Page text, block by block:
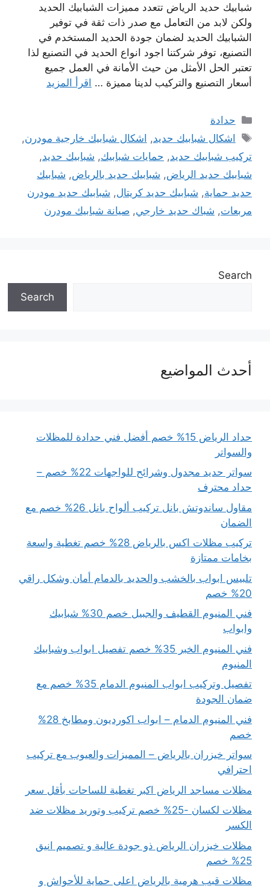
شبابيك حديد الرياض تتعدد مميزات الشبابيك الحديد
ولكن لابد من التعامل مع صدر ذات ثقة في توفير
الشبابيك الحديد لضمان جودة الحديد المستخدم في
التصنيع، توفر شركتنا اجود انواع الحديد في التصنيع لذا
تعتبر الحل الأمثل من حيث الأمانة في العمل جميع
أسعار التصنيع والتركيب لدينا مميزة … اقرأ المزيد
التصنيفات
حدادة
الوسوم
اشكال شبابيك حديد, اشكال شبابيك خارجية مودرن,
تركيب شبابيك حديد, حمايات شبابيك, شبابيك حديد,
شبابيك حديد الرياض, شبابيك حديد بالرياض, شبابيك
حديد حماية, شبابيك حديد كريتال, شبابيك حديد مودرن
مربعات, شباك حديد خارجي, صيانة شبابيك مودرن
Search
Search
أحدث المواضيع
حداد الرياض 15% خصم أفضل فني حدادة للمظلات
والسواتر
سواتر حديد مجدول وشرائح للواجهات 22% خصم –
حداد محترف
مقاول ساندوتش بانل تركيب ألواح بانل 26% خصم مع
الضمان
تركيب مظلات اكس بالرياض 28% خصم تغطية واسعة
بخامات ممتازة
تلبيس ابواب بالخشب والحديد بالدمام أمان وشكل راقي
20% خصم
فني المنيوم القطيف والجبيل خصم 30% شبابيك
وابواب
فني المنيوم الخبر 35% خصم تفصيل ابواب وشبابيك
المنيوم
تفصيل وتركيب ابواب المنيوم الدمام 35% خصم مع
ضمان الجودة
فني المنيوم الدمام – ابواب اكورديون ومطابخ 28%
خصم
سواتر خيزران بالرياض – المميزات والعيوب مع تركيب
احترافي
مظلات مساجد الرياض اكبر تغطية للساحات بأقل سعر
مظلات لكسان -25% خصم تركيب وتوريد مظلات ضد
الكسر
مظلات خيزران الرياض ذو جودة عالية و تصميم انيق
25% خصم
مظلات قبب هرمية بالرياض اعلى حماية للأحواش و